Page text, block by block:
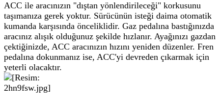
ACC ile aracınızın "dıştan yönlendirileceği" korkusunu
taşımanıza gerek yoktur. Sürücünün isteği daima otomatik
kumanda karşısında önceliklidir. Gaz pedalına bastığınızda
aracınız alışık olduğunuz şekilde hızlanır. Ayağınızı gazdan
çektiğinizde, ACC aracınızın hızını yeniden düzenler. Fren
pedalına dokunmanız ise, ACC'yi devreden çıkarmak için
yeterli olacaktır.